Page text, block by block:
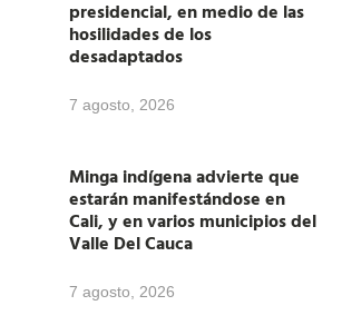
presidencial, en medio de las
hosilidades de los
desadaptados
7 agosto, 2026
Minga indígena advierte que
estarán manifestándose en
Cali, y en varios municipios del
Valle Del Cauca
7 agosto, 2026